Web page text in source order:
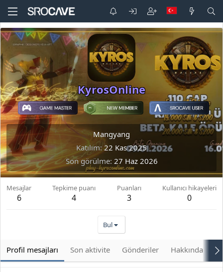
KyrosOnline
Mangyang
Katılım 22 Kas 2025
Son görülme 27 Haz 2026
Mesajlar
6
Tepkime puanı
4
Puanları
3
Kullanıcı hikayeleri
0
Bul
Profil mesajları Son aktivite Gönderiler Hakkında